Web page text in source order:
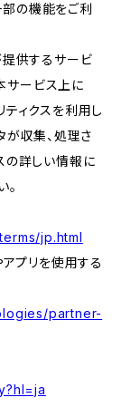
部の機能をご利
提供するサービ
サービス上に
ィクスを利用し
が収集、処理さ
の詳しい情報に
。
jp.html
プリを使用する
partner-